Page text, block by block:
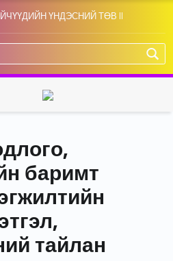
ҮНДЭСНИЙ ТӨВ II
баримт
тайлан